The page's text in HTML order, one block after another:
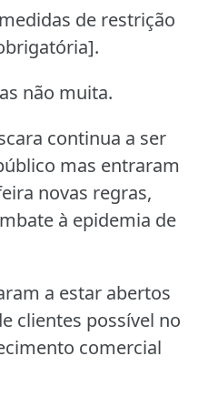
de restrição
não muita.
continua a ser
mas entraram
novas regras,
à epidemia de
a estar abertos
clientes possível no
comercial